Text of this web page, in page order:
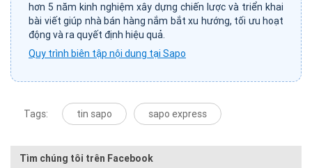
hơn 5 năm kinh nghiệm xây dựng chiến lược và triển khai
bài viết giúp nhà bán hàng nắm bắt xu hướng, tối ưu hoạt
động và ra quyết định hiệu quả.
Quy trình biên tập nội dung tại Sapo
Tags: tin sapo sapo express
Tìm chúng tôi trên Facebook